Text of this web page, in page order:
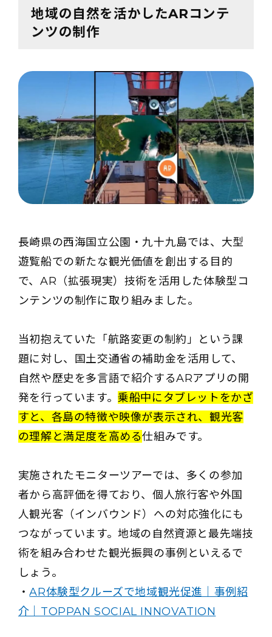
地域の自然を活かしたARコンテ
ンツの制作
長崎県の西海国立公園・九十九島では、大型
遊覧船での新たな観光価値を創出する目的
で、AR（拡張現実）技術を活用した体験型コ
ンテンツの制作に取り組みました。
当初抱えていた「航路変更の制約」という課
題に対し、国土交通省の補助金を活用して、
自然や歴史を多言語で紹介するARアプリの開
発を行っています。乗船中にタブレットをかざ
すと、各島の特徴や映像が表示され、観光客
の理解と満足度を高める仕組みです。
実施されたモニターツアーでは、多くの参加
者から高評価を得ており、個人旅行客や外国
人観光客（インバウンド）への対応強化にも
つながっています。地域の自然資源と最先端技
術を組み合わせた観光振興の事例といえるで
しょう。
・AR体験型クルーズで地域観光促進｜事例紹
介｜TOPPAN SOCIAL INNOVATION